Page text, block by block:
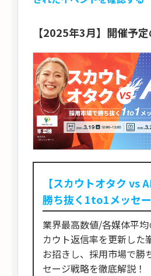
【2025年3月】開催予
【スカウトオタク vs
勝ち抜く1to1メッセ
業界最高数値/各媒体平
カウト返信率を更新した
お招きし、採用市場で勝
セージ戦略を徹底解説！